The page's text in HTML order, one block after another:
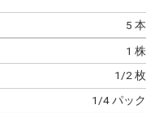
5 本
1 株
1/2 枚
1/4 パック